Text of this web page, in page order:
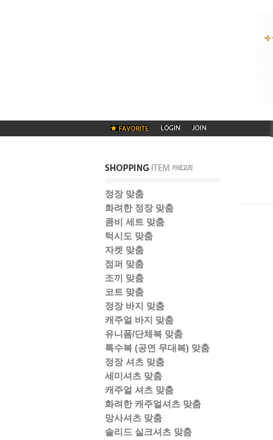
정장 맞춤
화려한 정장 맞춤
콤비 세트 맞춤
턱시도 맞춤
자켓 맞춤
점퍼 맞춤
조끼 맞춤
코트 맞춤
정장 바지 맞춤
캐주얼 바지 맞춤
유니폼/단체복 맞춤
특수복 (공연 무대복) 맞춤
정장 셔츠 맞춤
세미셔츠 맞춤
캐주얼 셔츠 맞춤
화려한 캐주얼셔츠 맞춤
망사셔츠 맞춤
솔리드 실크셔츠 맞춤